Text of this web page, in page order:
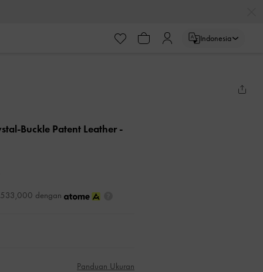
Indonesia
Buckle Patent Leather-
dengan
Panduan Ukuran